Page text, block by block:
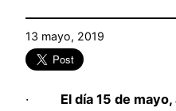
13 mayo, 2019
· El día 15 de